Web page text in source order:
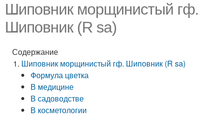
Шиповник морщинистый гф.
Шиповник (R sa)
Содержание
Шиповник морщинистый гф. Шиповник (R sa)
Формула цветка
В медицине
В садоводстве
В косметологии